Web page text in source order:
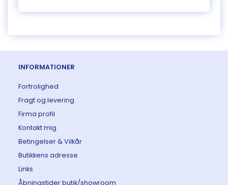
INFORMATIONER
Fortrolighed
Fragt og levering
Firma profil
Kontakt mig
Betingelser & Vilkår
Butikkens adresse
Links
Åbningstider butik/showroom